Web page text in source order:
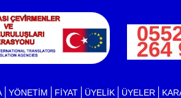
YÖNETİM FİYAT ÜYELİK ÜYELER